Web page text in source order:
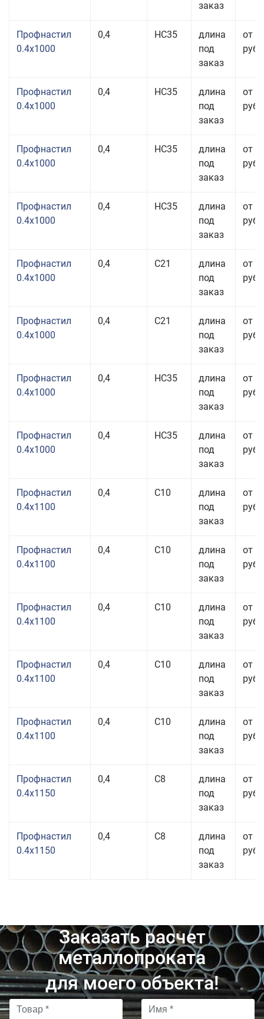
заказ
Профнастил
0.4x1000
0,4 НС35
длина
под
заказ
от
руб.
Профнастил
0.4x1000
0,4 НС35
длина
под
заказ
от
руб.
Профнастил
0.4x1000
0,4 НС35
длина
под
заказ
от
руб.
Профнастил
0.4x1000
0,4 НС35
длина
под
заказ
от
руб.
Профнастил
0.4x1000
0,4 С21
длина
под
заказ
от
руб.
Профнастил
0.4x1000
0,4 С21
длина
под
заказ
от
руб.
Профнастил
0.4x1000
0,4 НС35
длина
под
заказ
от
руб.
Профнастил
0.4x1000
0,4 НС35
длина
под
заказ
от
руб.
Профнастил
0.4x1100
0,4 С10
длина
под
заказ
от
руб.
Профнастил
0.4x1100
0,4 С10
длина
под
заказ
от
руб.
Профнастил
0.4x1100
0,4 С10
длина
под
заказ
от
руб.
Профнастил
0.4x1100
0,4 С10
длина
под
заказ
от
руб.
Профнастил
0.4x1100
0,4 С10
длина
под
заказ
от
руб.
Профнастил
0.4x1150
0,4 С8
длина
под
заказ
от
руб.
Профнастил
0.4x1150
0,4 С8
длина
под
заказ
от
руб.
Заказать расчет
металлопроката
для моего объекта!